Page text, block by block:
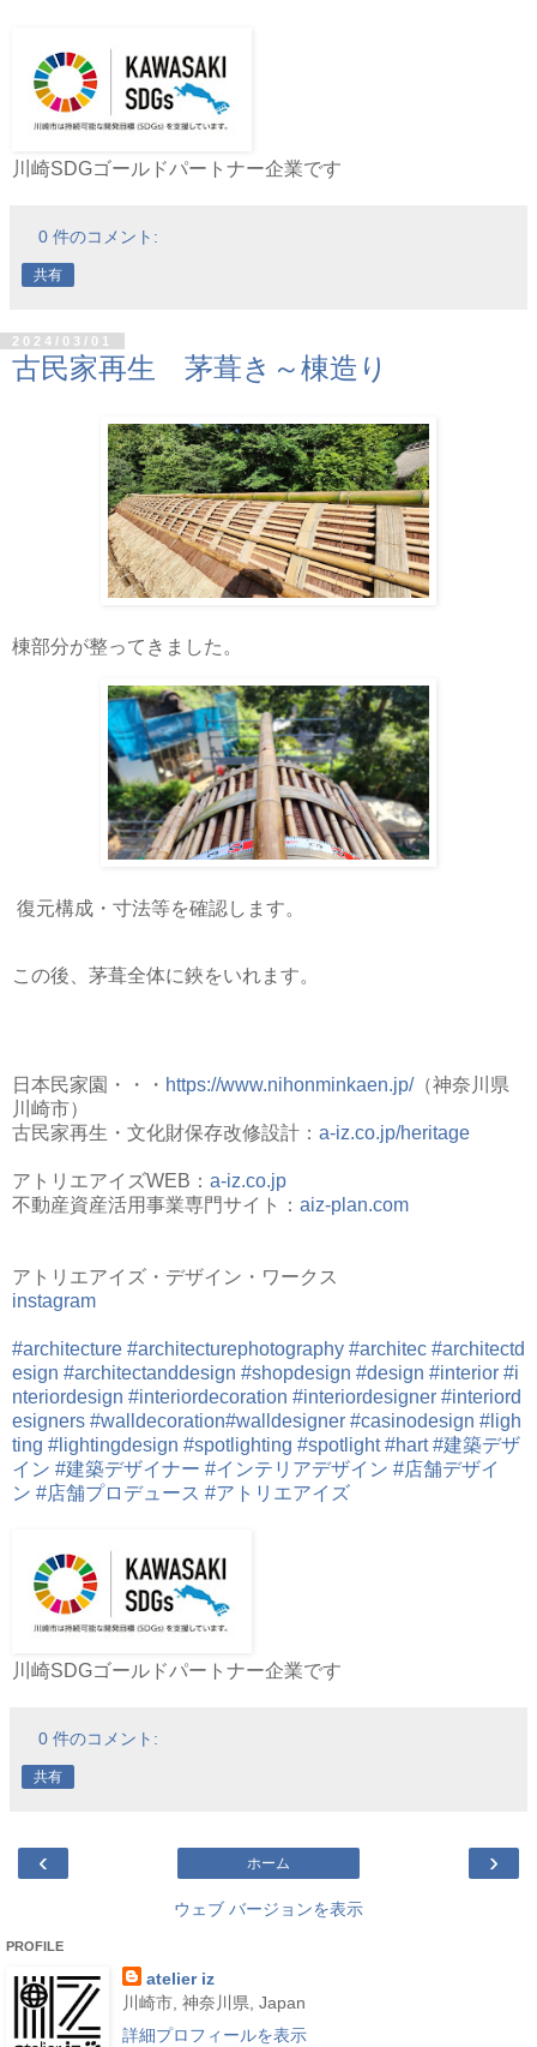
川崎SDGゴールドパートナー企業です
0 件のコメント:
共有
2024/03/01
古民家再生 茅葺き～棟造り
棟部分が整ってきました。
復元構成・寸法等を確認します。
この後、茅葺全体に鋏をいれます。
日本民家園・・・ https://www.nihonminkaen.jp/（神奈川県
川崎市）
古民家再生・文化財保存改修設計： a-iz.co.jp/heritage
アトリエアイズWEB： a-iz.co.jp
不動産資産活用事業専門サイト： aiz-plan.com
アトリエアイズ・デザイン・ワークス
instagram
#architecture #architecturephotography #architec #architectd
esign #architectanddesign #shopdesign #design #interior #i
nteriordesign #interiordecoration #interiordesigner #interiord
esigners #walldecoration#walldesigner #casinodesign #ligh
ting #lightingdesign #spotlighting #spotlight #hart #建築デザ
イン #建築デザイナー #インテリアデザイン #店舗デザイ
ン #店舗プロデュース #アトリエアイズ
川崎SDGゴールドパートナー企業です
0 件のコメント:
共有
‹ ›
ホーム
ウェブ バージョンを表示
PROFILE
atelier iz
川崎市, 神奈川県, Japan
詳細プロフィールを表示